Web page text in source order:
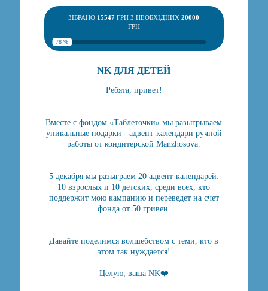
ЗІБРАНО 15547 ГРН З НЕОБХІДНИХ20000
ГРН
78 %
NK ДЛЯ ДЕТЕЙ
Ребята, привет!
Вместе с фондом «Таблеточки» мы разыгрываем
уникальные подарки - адвент-календари ручной
работы от кондитерской Manzhosova.
5 декабря мы разыграем 20 адвент-календарей:
10 взрослых и 10 детских, среди всех, кто
поддержит мою кампанию и переведет на счет
фонда от 50 гривен.
Давайте поделимся волшебством с теми, кто в
этом так нуждается!
Целую, ваша NK❤️